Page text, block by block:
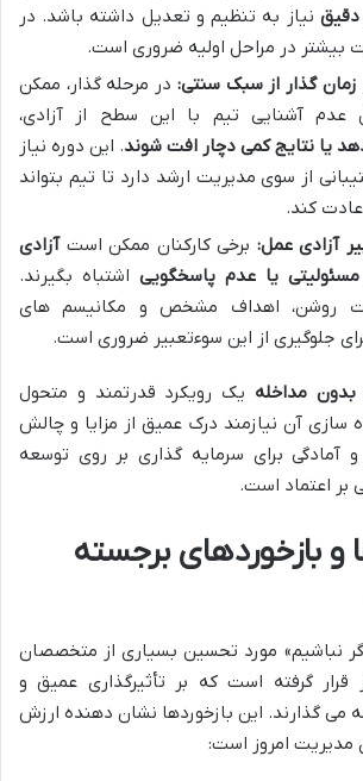
دقیق نیاز به تنظیم و تعدیل داشته باشد. در
بیشتر در مراحل اولیه ضروری است.
گذار از سبک سنتی: در مرحله گذار، ممکن
آشنایی تیم با این سطح از آزادی،
یا نتایج کمی دچار افت شوند. این دوره نیاز
از سوی مدیریت ارشد دارد تا تیم بتواند
کند.
آزادی عمل: برخی کارکنان ممکن استآزادی
یا عدم پاسخگویی اشتباه بگیرند.
روشن، اهداف مشخص و مکانیسم های
جلوگیری از این سوءتعبیر ضروری است.
مداخله یک رویکرد قدرتمند و متحول
سازی آن نیازمند درک عمیق از مزایا و چالش
آمادگی برای سرمایه گذاری بر روی توسعه
بر اعتماد است.
بازخوردهای برجسته
نباشیم» مورد تحسین بسیاری از متخصصان
گرفته است که بر تأثیرگذاری عمیق و
می گذارند. این بازخوردها نشان دهنده ارزش
مدیریت امروز است: